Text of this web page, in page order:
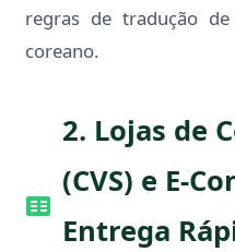
regras de tradução
coreano.
2. Lojas de
(CVS) e E-
Entrega